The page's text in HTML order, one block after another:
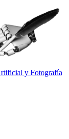
y Fotografía